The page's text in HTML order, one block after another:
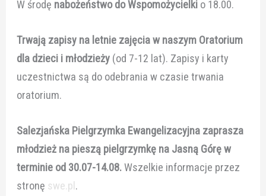
W środę nabożeństwo do Wspomożycielki o 18.00.
Trwają zapisy na letnie zajęcia w naszym Oratorium
dla dzieci i młodzieży (od 7-12 lat). Zapisy i karty
uczestnictwa są do odebrania w czasie trwania
oratorium.
Salezjańska Pielgrzymka Ewangelizacyjna zaprasza
młodzież na pieszą pielgrzymkę na Jasną Górę w
terminie od 30.07-14.08.Wszelkie informacje przez
stronę swe.pl .